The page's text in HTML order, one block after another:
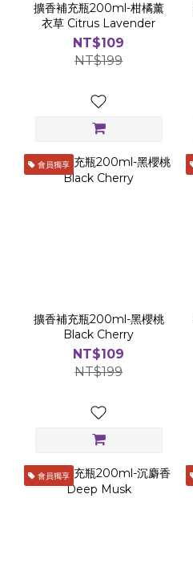
擴香補充瓶200ml-柑橘薰
衣草 Citrus Lavender
NT$109
NT$199
會員獨享
擴香補充瓶200ml-黑櫻桃
Black Cherry
NT$109
NT$199
會員獨享